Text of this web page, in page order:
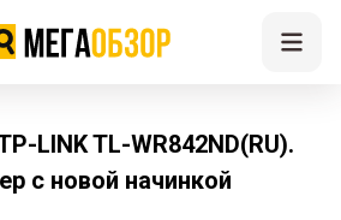
LINK TL-WR842ND(RU).
с новой начинкой